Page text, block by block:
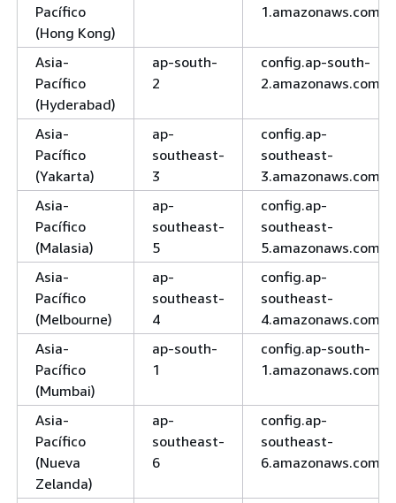
Pacífico
(Hong Kong)
1.amazonaws.com
Asia-
Pacífico
(Hyderabad)
ap-south-
2
config.ap-south-
2.amazonaws.com
Asia-
Pacífico
(Yakarta)
ap-
southeast-
3
config.ap-
southeast-
3.amazonaws.com
Asia-
Pacífico
(Malasia)
ap-
southeast-
5
config.ap-
southeast-
5.amazonaws.com
Asia-
Pacífico
(Melbourne)
ap-
southeast-
4
config.ap-
southeast-
4.amazonaws.com
Asia-
Pacífico
(Mumbai)
ap-south-
1
config.ap-south-
1.amazonaws.com
Asia-
Pacífico
(Nueva
Zelanda)
ap-
southeast-
6
config.ap-
southeast-
6.amazonaws.com